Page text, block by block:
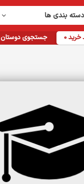
بندی ها
جستجوی دوستان خرید0